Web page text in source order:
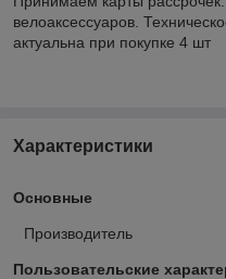
велоаксессуаров.
актуальна при покупке 4 шт
Характеристики
Основные
Производитель
Пользовательские